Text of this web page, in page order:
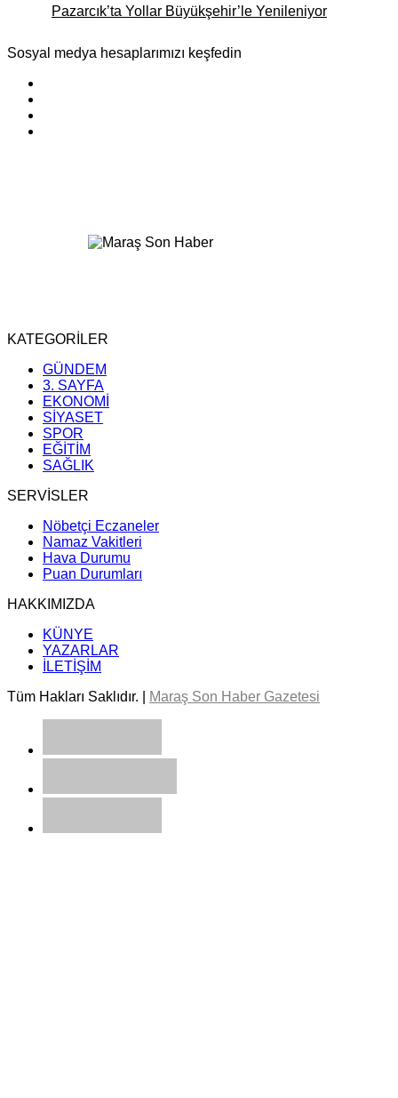
Pazarcık’ta Yollar Büyükşehir’le Yenileniyor
Sosyal medya hesaplarımızı keşfedin
KATEGORİLER
GÜNDEM
3. SAYFA
EKONOMİ
SİYASET
SPOR
EĞİTİM
SAĞLIK
SERVİSLER
Nöbetçi Eczaneler
Namaz Vakitleri
Hava Durumu
Puan Durumları
HAKKIMIZDA
KÜNYE
YAZARLAR
İLETİŞİM
Tüm Hakları Saklıdır. |
Maraş Son Haber Gazetesi